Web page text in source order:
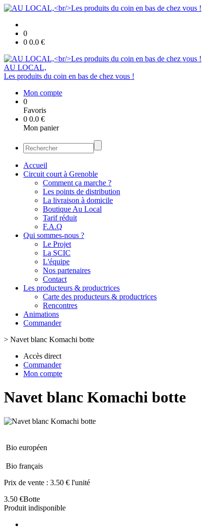
0
0 0.0 €
AU LOCAL,
Les produits du coin en bas de chez vous !
Mon compte
0
Favoris
0 0.0 €
Mon panier
Accueil
Circuit court à Grenoble
Comment ça marche ?
Les points de distribution
La livraison à domicile
Boutique Au Local
Tarif réduit
F.A.Q
Qui sommes-nous ?
Le Projet
La SCIC
L'équipe
Nos partenaires
Contact
Les producteurs & productrices
Carte des producteurs & productrices
Rencontres
Animations
Commander
> Navet blanc Komachi botte
Accès direct
Commander
Mon compte
Navet blanc Komachi botte
Bio européen
Bio français
Prix de vente : 3.50 € l'unité
3.50 €Botte
Produit indisponible